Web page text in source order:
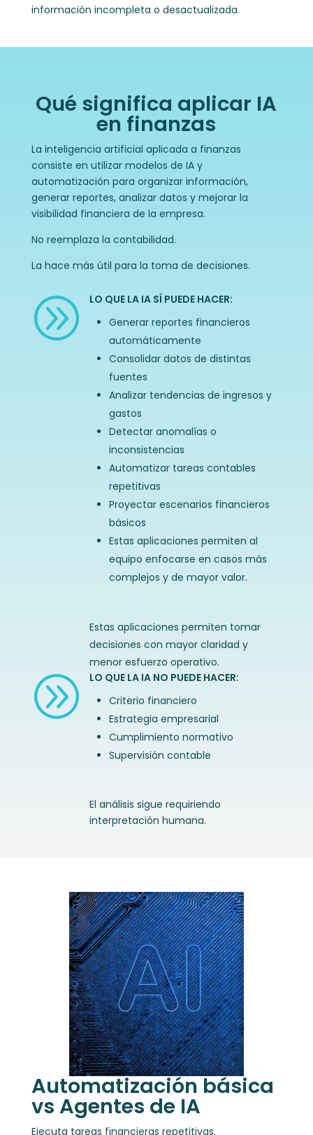
información incompleta o desactualizada.
Qué significa aplicar IA
en finanzas
La inteligencia artificial aplicada a finanzas
consiste en utilizar modelos de IA y
automatización para organizar información,
generar reportes, analizar datos y mejorar la
visibilidad financiera de la empresa.
No reemplaza la contabilidad.
La hace más útil para la toma de decisiones.
A
LO QUE LA IA SÍ PUEDE HACER:
Generar reportes financieros
automáticamente
Consolidar datos de distintas
fuentes
Analizar tendencias de ingresos y
gastos
Detectar anomalías o
inconsistencias
Automatizar tareas contables
repetitivas
Proyectar escenarios financieros
básicos
Estas aplicaciones permiten al
equipo enfocarse en casos más
complejos y de mayor valor.
Estas aplicaciones permiten tomar
decisiones con mayor claridad y
menor esfuerzo operativo.
A
LO QUE LA IA NO PUEDE HACER:
Criterio financiero
Estrategia empresarial
Cumplimiento normativo
Supervisión contable
El análisis sigue requiriendo
interpretación humana.
Automatización básica
vs Agentes de IA
Ejecuta tareas financieras repetitivas.